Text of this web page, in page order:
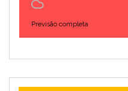
Previsão completa